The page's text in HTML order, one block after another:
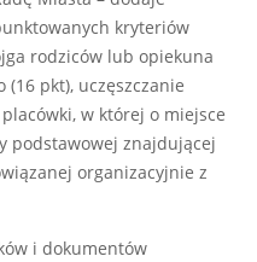
kryteriów
rodziców lub opiekuna
pkt), uczęszczanie
w której o miejsce
podstawowej znajdującej
organizacyjnie z
i dokumentów